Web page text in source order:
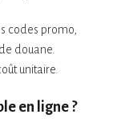
codes promo,
douane.
unitaire.
en ligne ?